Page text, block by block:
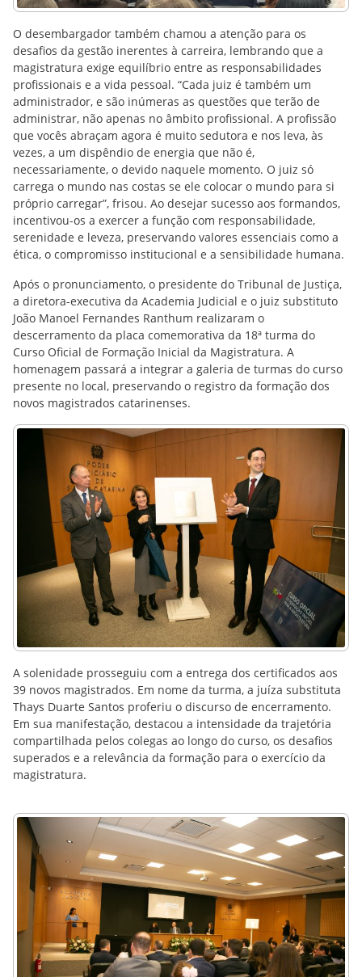
O desembargador também chamou a atenção para os
desafios da gestão inerentes à carreira, lembrando que a
magistratura exige equilíbrio entre as responsabilidades
profissionais e a vida pessoal. “Cada juiz é também um
administrador, e são inúmeras as questões que terão de
administrar, não apenas no âmbito profissional. A profissão
que vocês abraçam agora é muito sedutora e nos leva, às
vezes, a um dispêndio de energia que não é,
necessariamente, o devido naquele momento. O juiz só
carrega o mundo nas costas se ele colocar o mundo para si
próprio carregar”, frisou. Ao desejar sucesso aos formandos,
incentivou-os a exercer a função com responsabilidade,
serenidade e leveza, preservando valores essenciais como a
ética, o compromisso institucional e a sensibilidade humana.
Após o pronunciamento, o presidente do Tribunal de Justiça,
a diretora-executiva da Academia Judicial e o juiz substituto
João Manoel Fernandes Ranthum realizaram o
descerramento da placa comemorativa da 18ª turma do
Curso Oficial de Formação Inicial da Magistratura. A
homenagem passará a integrar a galeria de turmas do curso
presente no local, preservando o registro da formação dos
novos magistrados catarinenses.
A solenidade prosseguiu com a entrega dos certificados aos
39 novos magistrados. Em nome da turma, a juíza substituta
Thays Duarte Santos proferiu o discurso de encerramento.
Em sua manifestação, destacou a intensidade da trajetória
compartilhada pelos colegas ao longo do curso, os desafios
superados e a relevância da formação para o exercício da
magistratura.